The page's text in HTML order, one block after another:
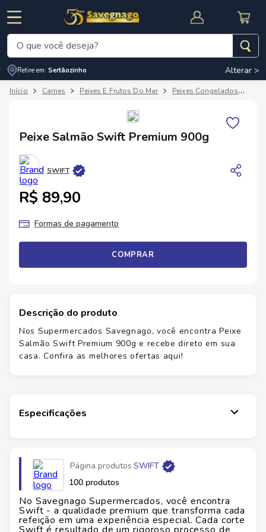
CUPOM DE DESCONTO
O que você deseja?
Retire em: Sertãozinho Alterar >
Carnes Peixes E Frutos Do Mar Peixes Congelados
Peixe Salmão Swift Premium 900g
SWIFT
R$ 89,90
Formas de pagamento
COMPRAR
Descrição do produto
Nos Supermercados Savegnago, você encontra Peixe
Salmão Swift Premium 900g e recebe direto em sua
casa. Confira as melhores ofertas aqui!
Especificações
Página produtos SWIFT
100 produtos
No Savegnago Supermercados, você encontra
Swift - a qualidade premium que transforma cada
refeição em uma experiência especial. Cada corte
Termos mais buscados
3º
cerveja
4º
carne
5º arroz